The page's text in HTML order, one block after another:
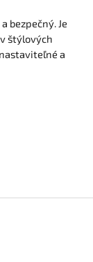
bezpečný. Je
štýlových
a